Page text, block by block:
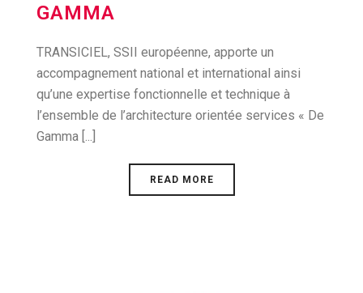
GAMMA
TRANSICIEL, SSII européenne, apporte un
accompagnement national et international ainsi
qu’une expertise fonctionnelle et technique à
l’ensemble de l’architecture orientée services « De
Gamma [...]
READ MORE